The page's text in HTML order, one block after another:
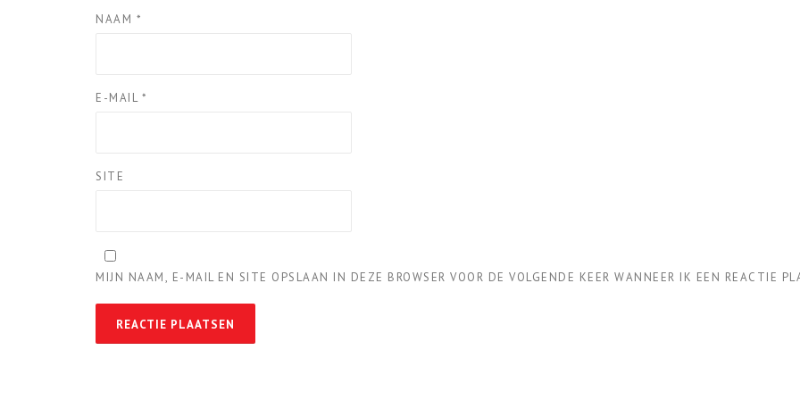
NAAM *
E-MAIL *
SITE
MIJN NAAM, E-MAIL EN SITE OPSLAAN IN DEZE BROWSER VOOR DE VOLGENDE KEER WANNEER IK EEN REACTIE